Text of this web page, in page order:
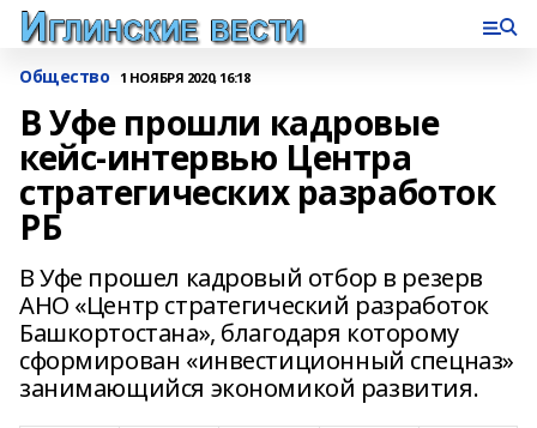
Общество 1 НОЯБРЯ 2020, 16:18
В Уфе прошли кадровые
кейс-интервью Центра
стратегических разработок
РБ
В Уфе прошел кадровый отбор в резерв
АНО «Центр стратегический разработок
Башкортостана», благодаря которому
сформирован «инвестиционный спецназ»
занимающийся экономикой развития.